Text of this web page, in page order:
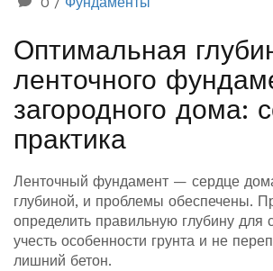
Оптимальная
ленточного
загородного дома:
практика
Ленточный фундамент — сердце
глубиной, и проблемы обеспечены.
определить правильную глубину для
учесть особенности грунта и не
лишний бетон.